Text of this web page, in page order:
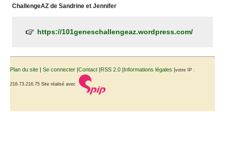
ChallengeAZ de Sandrine et Jennifer
https://101geneschallengeaz.wordpress.com/
Plan du site | Se connecter |Contact |RSS 2.0 |Informations légales |votre IP :
216.73.216.75 Site réalisé avec